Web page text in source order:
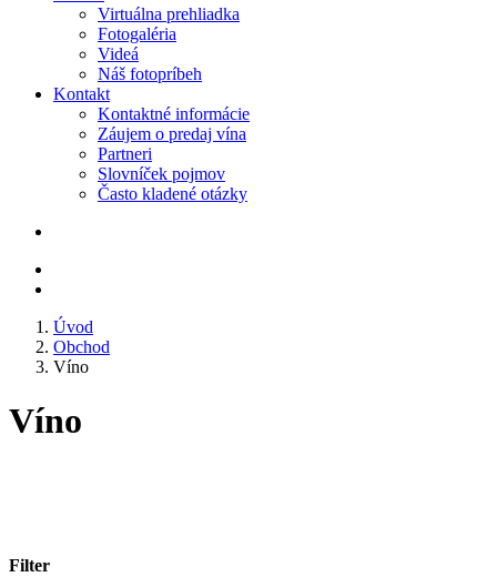
Virtuálna prehliadka
Fotogaléria
Videá
Náš fotopríbeh
Kontakt
Kontaktné informácie
Záujem o predaj vína
Partneri
Slovníček pojmov
Často kladené otázky
Úvod
Obchod
Víno
Víno
Filter